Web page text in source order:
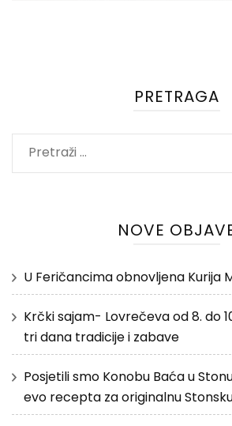
PRETRAGA
Pretraži:
NOVE
U Feričancima obnovljena Kurija
Krčki sajam- Lovrečeva od 8. do
tri dana tradicije i zabave
Posjetili smo Konobu Baća u
evo recepta za originalnu